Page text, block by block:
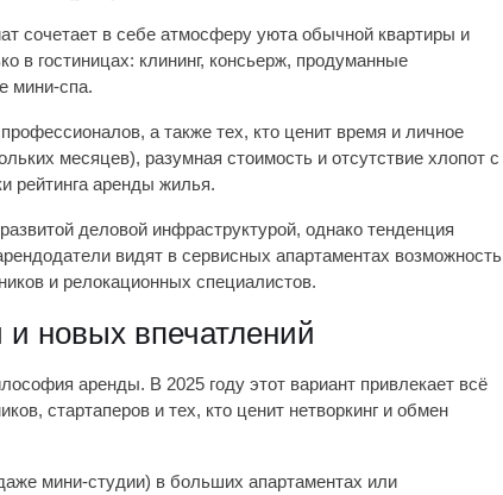
сочетает в себе атмосферу уюта обычной квартиры и
в гостиницах: клининг, консьерж, продуманные
мини-спа.
а также тех, кто ценит время и личное
месяцев), разумная стоимость и отсутствие хлопот с
рейтинга аренды жилья.
деловой инфраструктурой, однако тенденция
видят в сервисных апартаментах возможность
и релокационных специалистов.
новых впечатлений
аренды. В 2025 году этот вариант привлекает всё
стартаперов и тех, кто ценит нетворкинг и обмен
мини-студии) в больших апартаментах или